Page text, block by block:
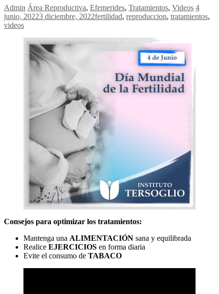
Admin Área Reproductiva, Efemerides, Tratamientos, Videos 4
junio, 20223 diciembre, 2022fertilidad, reproduccion, tratamientos,
videos
Consejos para optimizar los tratamientos:
Mantenga una ALIMENTACIÓN sana y equilibrada
Realice EJERCICIOS en forma diaria
Evite el consumo de TABACO